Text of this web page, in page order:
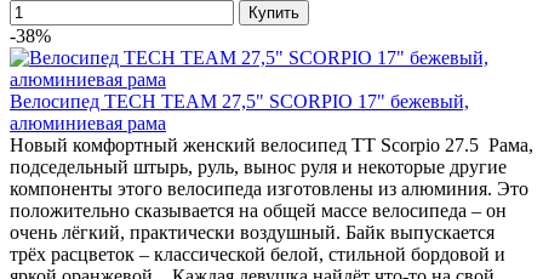
-38%
Велосипед TECH TEAM 27,5" SCORPIO 17" бежевый,
алюминиевая рама
Новый комфортный женский велосипед TT Scorpio 27.5 Рама,
подседельный штырь, руль, вынос руля и некоторые другие
компоненты этого велосипеда изготовлены из алюминия. Это
положительно сказывается на общей массе велосипеда – он
очень лёгкий, практически воздушный. Байк выпускается
трёх расцветок – классической белой, стильной бордовой и